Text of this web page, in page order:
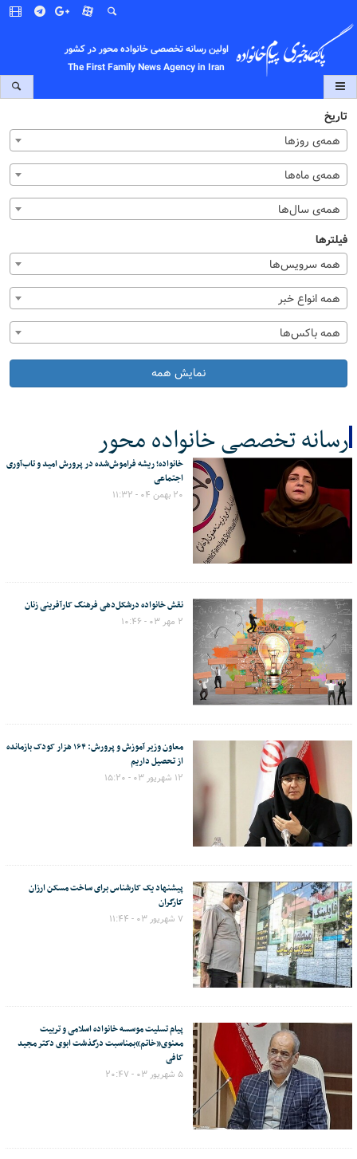
اولین رسانه تخصصی خانواده محور در کشور
The First Family News Agency in Iran
تاریخ
همه‌ی روزها
همه‌ی ماه‌ها
همه‌ی سال‌ها
فیلترها
همه سرویس‌ها
همه انواع خبر
همه باکس‌ها
نمایش همه
رسانه تخصصی خانواده محور
کل اخبار:144
خانواده؛ ریشه فراموش‌شده در پرورش امید و تاب‌آوری
اجتماعی
۲۰ بهمن ۰۴ - ۱۱:۳۲
نقش خانواده درشکل‌دهی فرهنگ کارآفرینی زنان
۲ مهر ۰۳ - ۱۰:۴۶
معاون وزیر آموزش و پرورش: ۱۶۴ هزار کودک بازمانده
از تحصیل داریم
۱۲ شهریور ۰۳ - ۱۵:۲۰
پیشنهاد یک کارشناس برای ساخت مسکن ارزان
کارگران
۷ شهریور ۰۳ - ۱۱:۴۴
پیام تسلیت موسسه خانواده اسلامی و تربیت
معنوی«خاتم»بمناسبت درگذشت ابوی دکتر مجید
کافی
۵ شهریور ۰۳ - ۲۰:۴۷